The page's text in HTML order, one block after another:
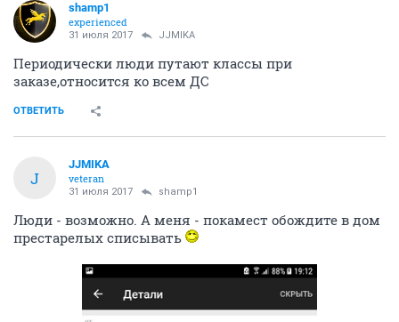
shamp1
experienced
31 июля 2017 JJMIKA
Периодически люди путают классы при
заказе,относится ко всем ДС
ОТВЕТИТЬ
J
JJMIKA
veteran
31 июля 2017 shamp1
Люди - возможно. А меня - покамест обождите в дом
престарелых списывать